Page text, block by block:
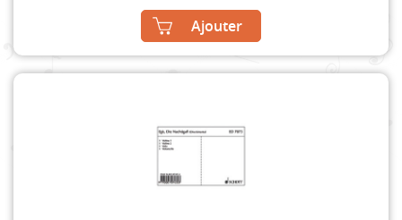
Ajouter